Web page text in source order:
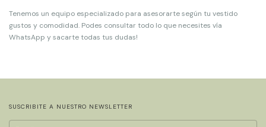
Tenemos un equipo especializado para asesorarte según tu vestido
gustos y comodidad. Podes consultar todo lo que necesites vía
WhatsApp y sacarte todas tus dudas!
SUSCRIBITE A NUESTRO NEWSLETTER